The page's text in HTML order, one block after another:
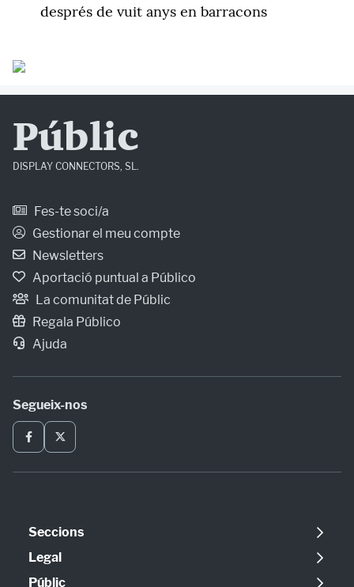
després de vuit anys en barracons
Públic
DISPLAY CONNECTORS, SL.
Fes-te soci/a
Gestionar el meu compte
Newsletters
Aportació puntual a Público
La comunitat de Públic
Regala Público
Ajuda
Segueix-nos
Seccions
Política
Opinió
Legal
Avís legal
Públic